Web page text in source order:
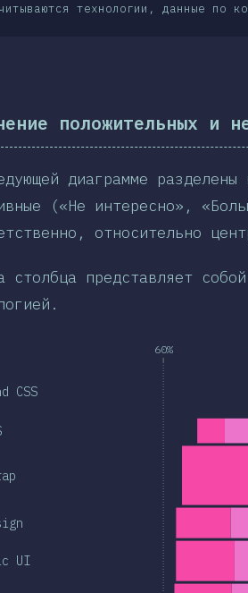
технологии, данные по
положительных и
диаграмме
(«Не интересно»,
относительно
столбца представляет
60%
CSS
UI